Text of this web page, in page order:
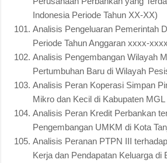
Indonesia Periode Tahun XX-XX)
Analisis Pengeluaran Pemerintah
Periode Tahun Anggaran xxxx-xxxx
Analisis Pengembangan Wilayah
Pertumbuhan Baru di Wilayah
Analisis Peran Koperasi Simpan
Mikro dan Kecil di Kabupaten MGL
Analisis Peran Kredit Perbankan
Pengembangan UMKM di Kota
Analisis Peranan PTPN III
Kerja dan Pendapatan Keluarga di